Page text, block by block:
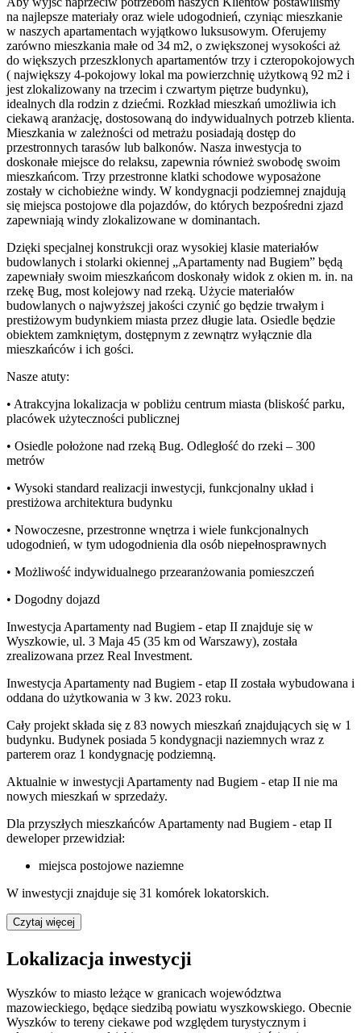
na najlepsze materiały oraz wiele udogodnień, czyniąc mieszkanie
w naszych apartamentach wyjątkowo luksusowym. Oferujemy
zarówno mieszkania małe od 34 m2, o zwiększonej wysokości aż
do większych przeszklonych apartamentów trzy i czteropokojowych
( największy 4-pokojowy lokal ma powierzchnię użytkową 92 m2 i
jest zlokalizowany na trzecim i czwartym piętrze budynku),
idealnych dla rodzin z dziećmi. Rozkład mieszkań umożliwia ich
ciekawą aranżację, dostosowaną do indywidualnych potrzeb klienta.
Mieszkania w zależności od metrażu posiadają dostęp do
przestronnych tarasów lub balkonów. Nasza inwestycja to
doskonałe miejsce do relaksu, zapewnia również swobodę swoim
mieszkańcom. Trzy przestronne klatki schodowe wyposażone
zostały w cichobieżne windy. W kondygnacji podziemnej znajdują
się miejsca postojowe dla pojazdów, do których bezpośredni zjazd
zapewniają windy zlokalizowane w dominantach.
Dzięki specjalnej konstrukcji oraz wysokiej klasie materiałów
budowlanych i stolarki okiennej „Apartamenty nad Bugiem” będą
zapewniały swoim mieszkańcom doskonały widok z okien m. in. na
rzekę Bug, most kolejowy nad rzeką. Użycie materiałów
budowlanych o najwyższej jakości czynić go będzie trwałym i
prestiżowym budynkiem miasta przez długie lata. Osiedle będzie
obiektem zamkniętym, dostępnym z zewnątrz wyłącznie dla
mieszkańców i ich gości.
Nasze atuty:
• Atrakcyjna lokalizacja w pobliżu centrum miasta (bliskość parku,
placówek użyteczności publicznej
• Osiedle położone nad rzeką Bug. Odległość do rzeki – 300
metrów
• Wysoki standard realizacji inwestycji, funkcjonalny układ i
prestiżowa architektura budynku
• Nowoczesne, przestronne wnętrza i wiele funkcjonalnych
udogodnień, w tym udogodnienia dla osób niepełnosprawnych
• Możliwość indywidualnego przearanżowania pomieszczeń
• Dogodny dojazd
Inwestycja Apartamenty nad Bugiem - etap II znajduje się w
Wyszkowie, ul. 3 Maja 45 (35 km od Warszawy), została
zrealizowana przez Real Investment.
Inwestycja Apartamenty nad Bugiem - etap II została wybudowana i
oddana do użytkowania w 3 kw. 2023 roku.
Cały projekt składa się z 83 nowych mieszkań znajdujących się w 1
budynku. Budynek posiada 5 kondygnacji naziemnych wraz z
parterem oraz 1 kondygnację podziemną.
Aktualnie w inwestycji Apartamenty nad Bugiem - etap II nie ma
nowych mieszkań w sprzedaży.
Dla przyszłych mieszkańców Apartamenty nad Bugiem - etap II
deweloper przewidział:
miejsca postojowe naziemne
W inwestycji znajduje się 31 komórek lokatorskich.
Czytaj więcej
Lokalizacja inwestycji
Wyszków to miasto leżące w granicach województwa
mazowieckiego, będące siedzibą powiatu wyszkowskiego. Obecnie
Wyszków to tereny ciekawe pod względem turystycznym i